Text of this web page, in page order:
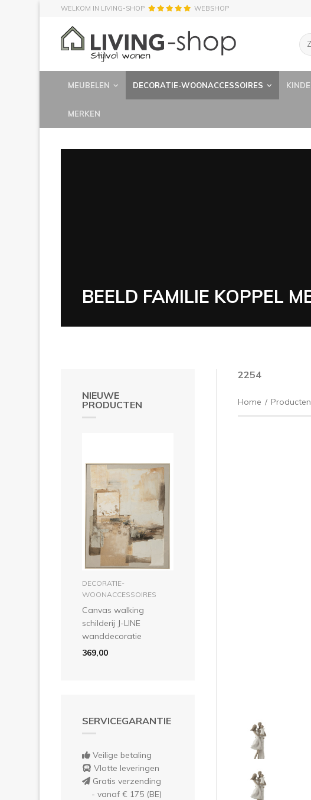
WELKOM IN LIVING-SHOP WEBSHOP
MEUBELEN DECORATIE-WOONACCESSOIRES
MERKEN
BEELD FAMILIE KOPPEL
NIEUWE
PRODUCTEN
in winkelmandje
DECORATIE-
WOONACCESSOIRES
Canvas walking
schilderij J-LINE
wanddecoratie
369,00
SERVICEGARANTIE
Veilige betaling
Vlotte leveringen
Gratis verzending
- vanaf € 175 (BE)
2254
Home / Producten